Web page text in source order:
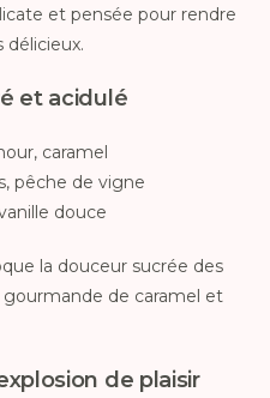
et pensée pour rendre
et acidulé
caramel
pêche de vigne
douce
la douceur sucrée des
de caramel et
de plaisir